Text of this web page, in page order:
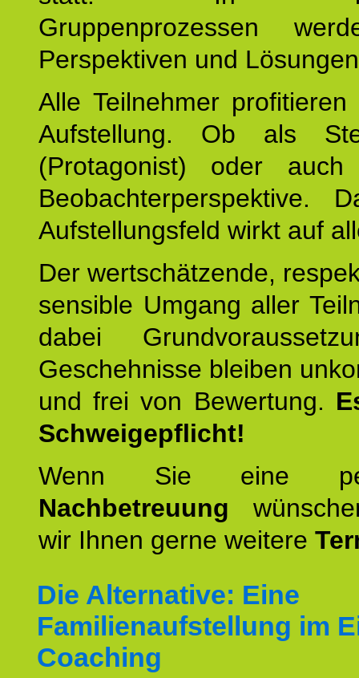
Gruppenprozessen
Perspektiven und
Alle Teilnehmer
Aufstellung. Ob als
(Protagonist) oder
Beobachterperspektive.
Aufstellungsfeld wirkt auf
Der wertschätzende,
sensible Umgang aller
dabei
Geschehnisse bleiben
und frei von Bewertung.
Schweigepflicht!
Wenn Sie eine
Nachbetreuung
wir Ihnen gerne weitere
Die Alternative: Eine
Familienaufstellung im
Coaching